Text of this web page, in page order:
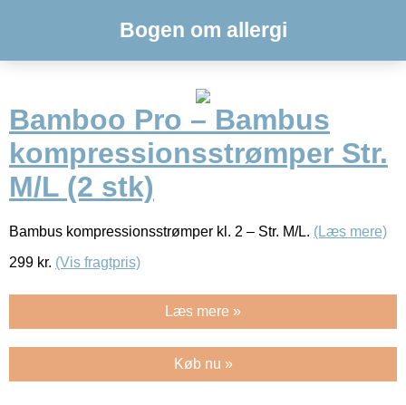
Bogen om allergi
Bamboo Pro – Bambus
kompressionsstrømper Str.
M/L (2 stk)
Bambus kompressionsstrømper kl. 2 – Str. M/L. (Læs mere)
299 kr. (Vis fragtpris)
Læs mere »
Køb nu »